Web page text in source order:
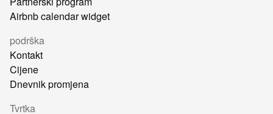
Airbnb calendar widget
podrška
Kontakt
Cijene
Dnevnik promjena
Tvrtka